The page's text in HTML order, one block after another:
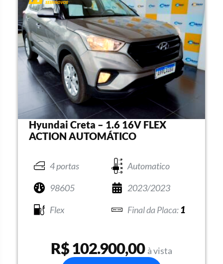
Hyundai Creta – 1.6 16V FLEX
ACTION AUTOMÁTICO
4 portas
Automatico
98605
2023/2023
Flex
1
R$ 102.900,00 à vista